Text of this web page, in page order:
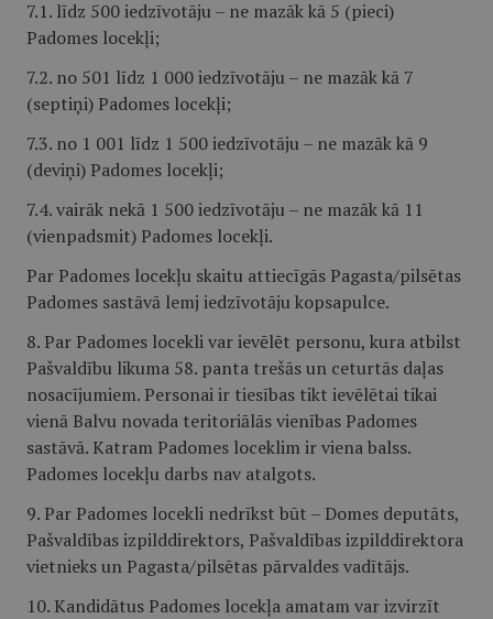
7.1. līdz 500 iedzīvotāju – ne mazāk kā 5 (pieci)
Padomes locekļi;
7.2. no 501 līdz 1 000 iedzīvotāju – ne mazāk kā 7
(septiņi) Padomes locekļi;
7.3. no 1 001 līdz 1 500 iedzīvotāju – ne mazāk kā 9
(deviņi) Padomes locekļi;
7.4. vairāk nekā 1 500 iedzīvotāju – ne mazāk kā 11
(vienpadsmit) Padomes locekļi.
Par Padomes locekļu skaitu attiecīgās Pagasta/pilsētas
Padomes sastāvā lemj iedzīvotāju kopsapulce.
8. Par Padomes locekli var ievēlēt personu, kura atbilst
Pašvaldību likuma 58. panta trešās un ceturtās daļas
nosacījumiem. Personai ir tiesības tikt ievēlētai tikai
vienā Balvu novada teritoriālās vienības Padomes
sastāvā. Katram Padomes loceklim ir viena balss.
Padomes locekļu darbs nav atalgots.
9. Par Padomes locekli nedrīkst būt – Domes deputāts,
Pašvaldības izpilddirektors, Pašvaldības izpilddirektora
vietnieks un Pagasta/pilsētas pārvaldes vadītājs.
10. Kandidātus Padomes locekļa amatam var izvirzīt